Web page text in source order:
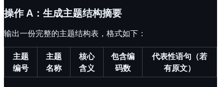
操作 A：生成主题结构摘要
输出一份完整的主题结构表，格式如下：
主题
编号
主题
名称
核心
含义
包含编
码数
代表性语句（若
有原文）